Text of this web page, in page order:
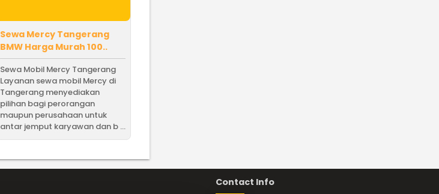
Sewa Mercy Tangerang
BMW Harga Murah 100..
Sewa Mobil Mercy Tangerang
Layanan sewa mobil Mercy di
Tangerang menyediakan
pilihan bagi perorangan
maupun perusahaan untuk
antar jemput karyawan dan b ...
Contact Info